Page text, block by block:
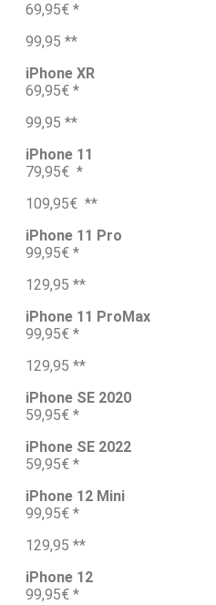
69,95€ *
99,95 **
iPhone XR
69,95€ *
99,95 **
iPhone 11
79,95€ *
109,95€ **
iPhone 11 Pro
99,95€ *
129,95 **
iPhone 11 ProMax
99,95€ *
129,95 **
iPhone SE 2020
59,95€ *
iPhone SE 2022
59,95€ *
iPhone 12 Mini
99,95€ *
129,95 **
iPhone 12
99,95€ *